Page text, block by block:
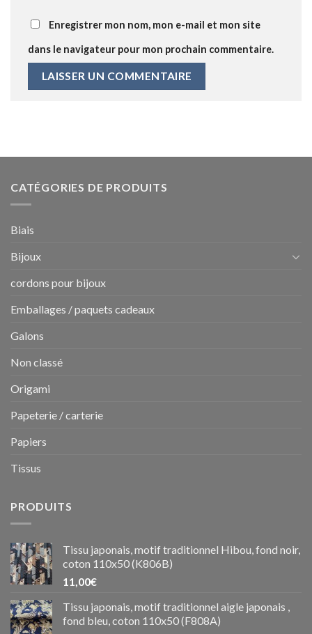
Enregistrer mon nom, mon e-mail et mon site
dans le navigateur pour mon prochain commentaire.
CATÉGORIES DE PRODUITS
Biais
Bijoux
cordons pour bijoux
Emballages / paquets cadeaux
Galons
Non classé
Origami
Papeterie / carterie
Papiers
Tissus
PRODUITS
Tissu japonais, motif traditionnel Hibou, fond noir,
coton 110x50 (K806B)
11,00€
Tissu japonais, motif traditionnel aigle japonais ,
fond bleu, coton 110x50 (F808A)